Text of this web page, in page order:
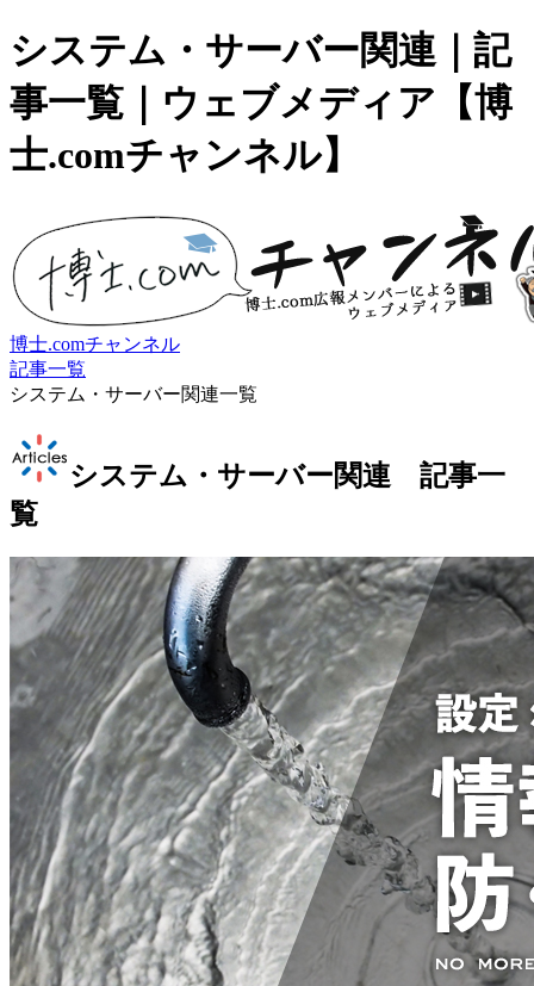
システム・サーバー関連｜記
事一覧｜ウェブメディア【博
士.comチャンネル】
博士.comチャンネル
記事一覧
システム・サーバー関連一覧
システム・サーバー関連 記事一
覧